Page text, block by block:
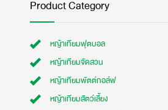
Product Category
หญ้าเทียมฟุตบอล
หญ้าเทียมจัดสวน
หญ้าเทียมพัตต์กอล์ฟ
หญ้าเทียมสัตว์เลี้ยง